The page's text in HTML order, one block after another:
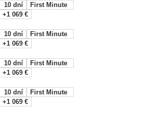
10 dní
First Minute
+1 069 €
10 dní
First Minute
+1 069 €
10 dní
First Minute
+1 069 €
10 dní
First Minute
+1 069 €